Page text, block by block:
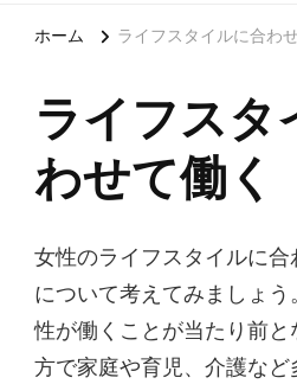
ホーム ライフスタイルに合わ
ライフスタ
わせて働く
女性のライフスタイルに
について考えてみましょ
性が働くことが当たり前
方で家庭や育児、介護な